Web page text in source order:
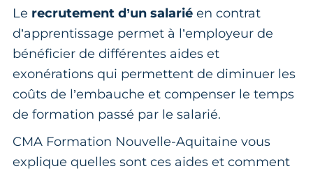
Le recrutement d’un salarié en contrat
d’apprentissage permet à l’employeur de
bénéficier de différentes aides et
exonérations qui permettent de diminuer les
coûts de l’embauche et compenser le temps
de formation passé par le salarié.
CMA Formation Nouvelle-Aquitaine vous
explique quelles sont ces aides et comment